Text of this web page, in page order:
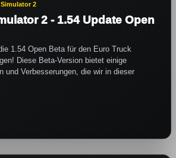
2
2 - 1.54 Update Open
1.54 Open Beta für den Euro Truck
Diese Beta-Version bietet einige
und Verbesserungen, die wir in dieser